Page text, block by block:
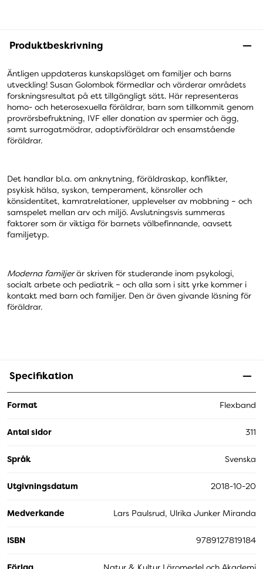
Produktbeskrivning
Äntligen uppdateras kunskapsläget om familjer och barns
utveckling! Susan Golombok förmedlar och värderar områdets
forskningsresultat på ett tillgängligt sätt. Här representeras
homo- och heterosexuella föräldrar, barn som tillkommit genom
provrörsbefruktning, IVF eller donation av spermier och ägg,
samt surrogatmödrar, adoptivföräldrar och ensamstående
föräldrar.
Det handlar bl.a. om anknytning, föräldraskap, konflikter,
psykisk hälsa, syskon, temperament, könsroller och
könsidentitet, kamratrelationer, upplevelser av mobbning – och
samspelet mellan arv och miljö. Avslutningsvis summeras
faktorer som är viktiga för barnets välbefinnande, oavsett
familjetyp.
Moderna familjerär skriven för studerande inom psykologi,
socialt arbete och pediatrik – och alla som i sitt yrke kommer i
kontakt med barn och familjer. Den är även givande läsning för
föräldrar.
Specifikation
Format Flexband
Antal sidor 311
Språk Svenska
Utgivningsdatum 2018-10-20
Medverkande Lars Paulsrud, Ulrika Junker Miranda
ISBN 9789127819184